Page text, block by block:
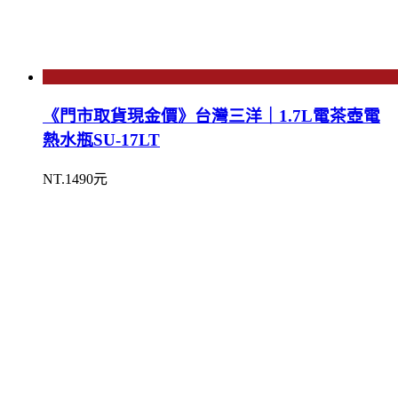
《門市取貨現金價》台灣三洋｜1.7L電茶壺電
熱水瓶SU-17LT
NT.1490元